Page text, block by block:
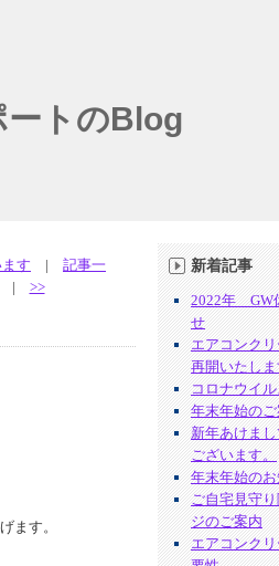
ートのBlog
す | 記事一
| >>
ます。
新着記事
2022年 GW
せ
エアコンク
再開いたし
コロナウイ
年末年始の
新年あけま
ございます。
年末年始の
ご自宅見守
ジのご案内
エアコンク